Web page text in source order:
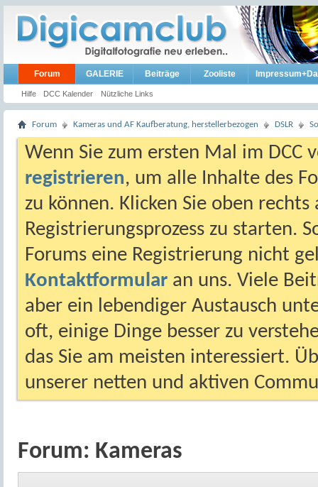
Forum
Hilfe DCC Kalender Nützliche Links
GALERIE Beiträge Zooliste
Forum Kameras und AF Kaufberatung, herstellerbezogen DSLR
Wenn Sie zum ersten Mal im DCC
registrieren, um alle Inhalte des
zu können. Klicken Sie oben
Registrierungsprozess zu starten.
Forums eine Registrierung nicht
Kontaktformular an uns. Viele
aber ein lebendiger Austausch
oft, einige Dinge besser zu
das Sie am meisten interessiert.
unserer netten und aktiven
Forum: Kameras